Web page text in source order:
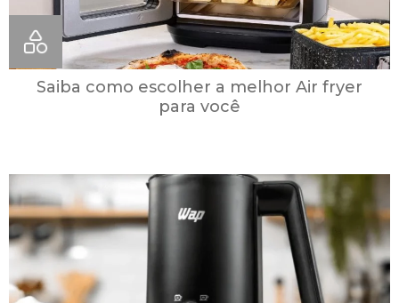
Saiba como escolher a melhor Air fryer
para você